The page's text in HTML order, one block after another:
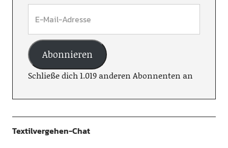
Abonnieren
Schließe dich 1.019 anderen Abonnenten an
Textilvergehen-Chat